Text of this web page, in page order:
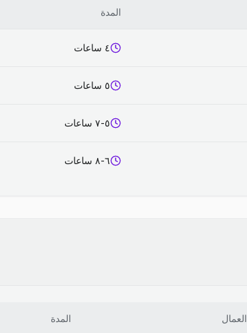
المدة
٤ ساعات
٥ ساعات
٥-٧ ساعات
٦-٨ ساعات
العمال المدة